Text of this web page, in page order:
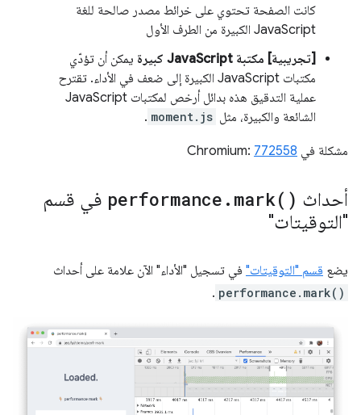
كانت الصفحة تحتوي على خرائط مصدر صالحة للغة
JavaScript الكبيرة من الطرف الأول
[تجريبية] مكتبة JavaScript كبيرة
يمكن أن تؤدّي
مكتبات JavaScript الكبيرة إلى ضعف في الأداء. تقترح
عملية التدقيق هذه بدائل أرخص لمكتبات JavaScript
الشائعة والكبيرة، مثل moment.js
.
مشكلة في Chromium: 772558
أحداث performance . mark( )
في قسم
"التوقيتات"
يضع قسم "التوقيتات" في تسجيل "الأداء" الآن علامة على أحداث
performance.mark()
.